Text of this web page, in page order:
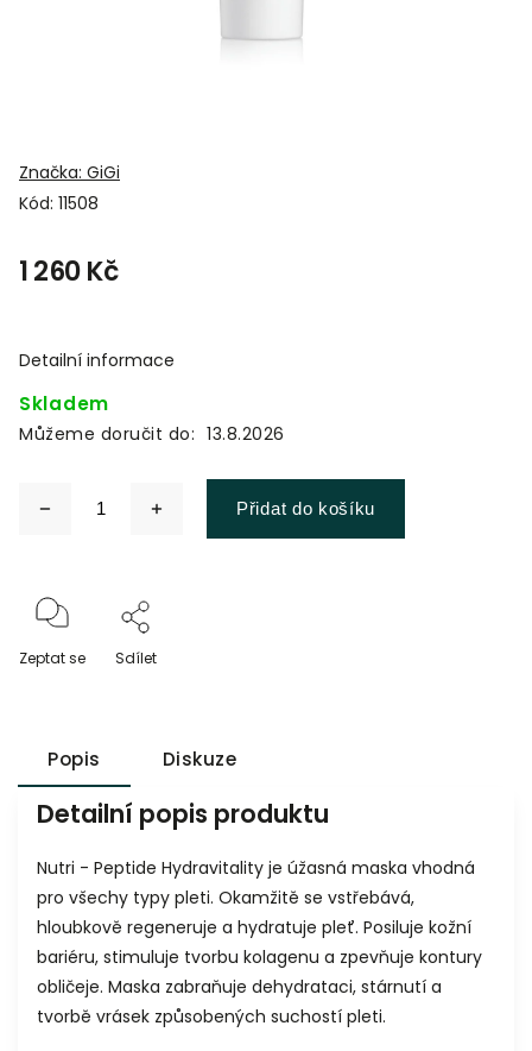
Kód: 11508
Značka: GiGi
1 260 Kč
Skladem
Můžeme doručit do: 13.8.2026
Přidat do košíku
Detailní informace
Zeptat se Sdílet
Popis Diskuze
Detailní popis produktu
Nutri - Peptide Hydravitality je úžasná maska vhodná
pro všechy typy pleti. Okamžitě se vstřebává,
hloubkově regeneruje a hydratuje pleť. Posiluje kožní
bariéru, stimuluje tvorbu kolagenu a zpevňuje kontury
obličeje. Maska zabraňuje dehydrataci, stárnutí a
tvorbě vrásek způsobených suchostí pleti.